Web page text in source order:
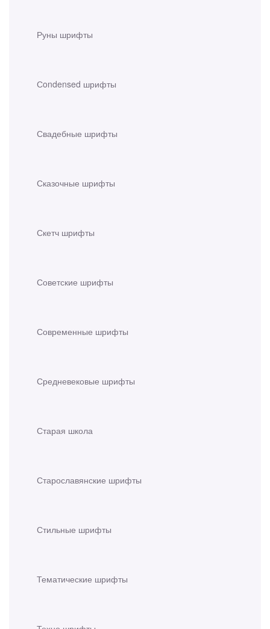
Руны шрифты
Сondensed шрифты
Свадебные шрифты
Сказочные шрифты
Скетч шрифты
Советские шрифты
Современные шрифты
Средневековые шрифты
Старая школа
Старославянские шрифты
Стильные шрифты
Тематические шрифты